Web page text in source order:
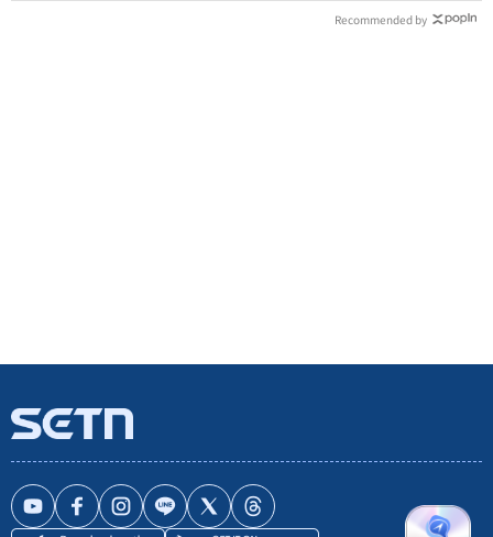
Recommended by